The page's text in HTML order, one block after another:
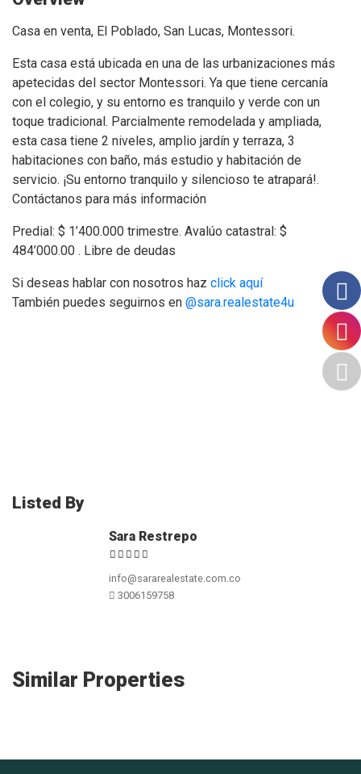
Casa en venta, El Poblado, San Lucas, Montessori.
Esta casa está ubicada en una de las urbanizaciones más
apetecidas del sector Montessori. Ya que tiene cercanía
con el colegio, y su entorno es tranquilo y verde con un
toque tradicional. Parcialmente remodelada y ampliada,
esta casa tiene 2 niveles, amplio jardín y terraza, 3
habitaciones con baño, más estudio y habitación de
servicio. ¡Su entorno tranquilo y silencioso te atrapará!.
Contáctanos para más información
Predial: $ 1’400.000 trimestre. Avalúo catastral: $
484’000.00 . Libre de deudas
Si deseas hablar con nosotros haz click aquí
También puedes seguirnos en @sara.realestate4u
Listed By
Sara Restrepo
info@sararealestate.com.co
3006159758
Similar Properties